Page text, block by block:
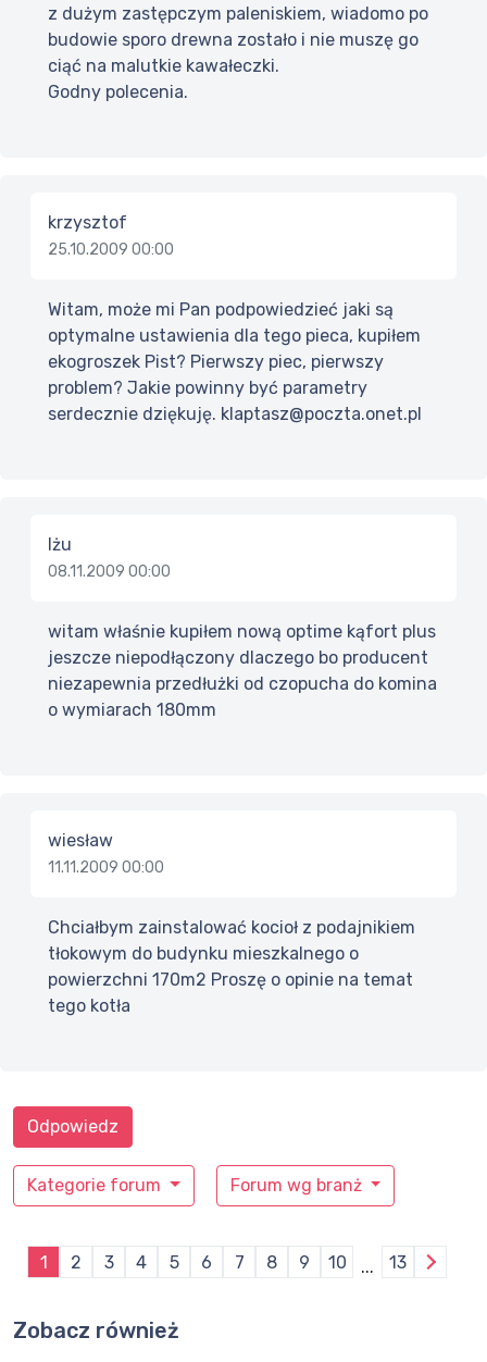
z dużym zastępczym paleniskiem, wiadomo po
budowie sporo drewna zostało i nie muszę go
ciąć na malutkie kawałeczki.
Godny polecenia.
krzysztof
25.10.2009 00:00
Witam, może mi Pan podpowiedzieć jaki są
optymalne ustawienia dla tego pieca, kupiłem
ekogroszek Pist? Pierwszy piec, pierwszy
problem? Jakie powinny być parametry
serdecznie dziękuję. klaptasz@poczta.onet.pl
Iżu
08.11.2009 00:00
witam właśnie kupiłem nową optime kąfort plus
jeszcze niepodłączony dlaczego bo producent
niezapewnia przedłużki od czopucha do komina
o wymiarach 180mm
wiesław
11.11.2009 00:00
Chciałbym zainstalować kocioł z podajnikiem
tłokowym do budynku mieszkalnego o
powierzchni 170m2 Proszę o opinie na temat
tego kotła
Kategorie forum Forum wg branż
Odpowiedz
1 2 3 4 5 6 7 8 9 10 ... 13
Zobacz również